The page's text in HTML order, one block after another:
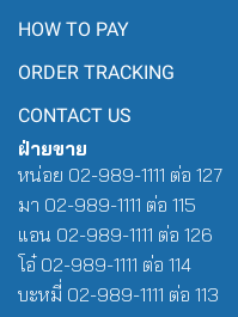
HOW TO PAY
ORDER TRACKING
CONTACT US
ฝ่ายขาย
หน่อย 02-989-1111 ต่อ 127
มา 02-989-1111 ต่อ 115
แอน 02-989-1111 ต่อ 126
โอ๋ 02-989-1111 ต่อ 114
บะหมี่ 02-989-1111 ต่อ 113